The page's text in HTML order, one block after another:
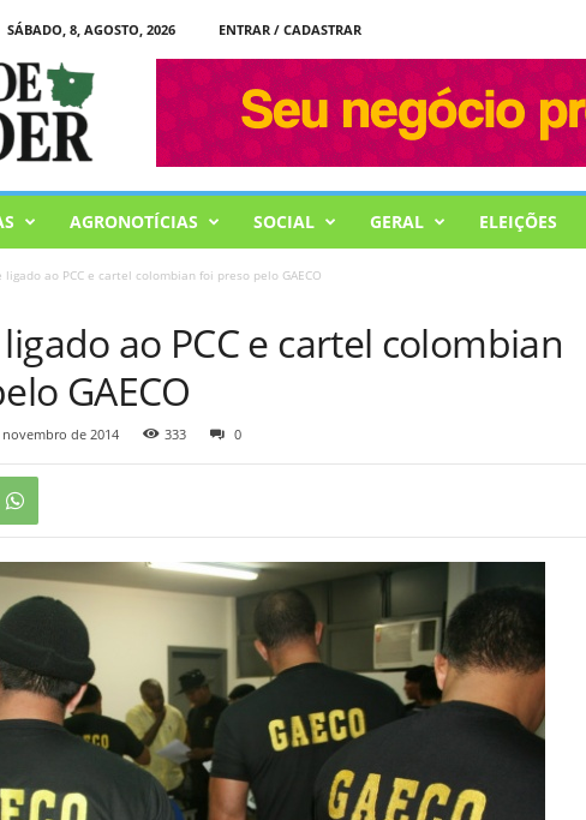
SÁBADO, 8, AGOSTO, 2026
ENTRAR / CADASTRAR
AGRONOTÍCIAS SOCIAL GERAL ELEIÇÕES
ao PCC e cartel colombian foi preso pelo GAECO
ao PCC e cartel colombian
GAECO
de 2014 333 0